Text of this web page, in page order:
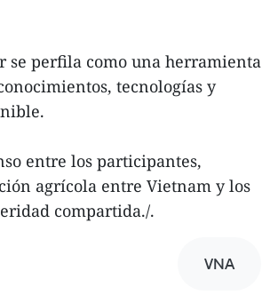
se perfila como una herramienta
tecnologías y
entre los participantes,
agrícola entre Vietnam y los
compartida./.
VNA